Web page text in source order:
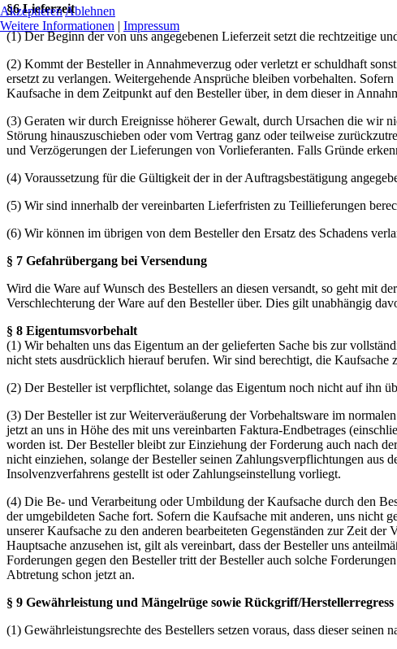
§6 Lieferzeit
(1) Der Beginn der von uns angegebenen Lieferzeit setzt die rechtzeitige
(2) Kommt der Besteller in Annahmeverzug oder verletzt er schuldhaft
ersetzt zu verlangen. Weitergehende Ansprüche bleiben vorbehalten.
Kaufsache in dem Zeitpunkt auf den Besteller über, in dem dieser in
(3) Geraten wir durch Ereignisse höherer Gewalt, durch Ursachen die wir
Störung hinauszuschieben oder vom Vertrag ganz oder teilweise
und Verzögerungen der Lieferungen von Vorlieferanten. Falls Gründe
(4) Voraussetzung für die Gültigkeit der in der Auftragsbestätigung
(5) Wir sind innerhalb der vereinbarten Lieferfristen zu Teillieferungen
(6) Wir können im übrigen von dem Besteller den Ersatz des Schadens
§ 7 Gefahrübergang bei Versendung
Wird die Ware auf Wunsch des Bestellers an diesen versandt, so geht mit
Verschlechterung der Ware auf den Besteller über. Dies gilt unabhängig
§ 8 Eigentumsvorbehalt
(1) Wir behalten uns das Eigentum an der gelieferten Sache bis zur
nicht stets ausdrücklich hierauf berufen. Wir sind berechtigt, die
(2) Der Besteller ist verpflichtet, solange das Eigentum noch nicht auf ihn
(3) Der Besteller ist zur Weiterveräußerung der Vorbehaltsware im
jetzt an uns in Höhe des mit uns vereinbarten Faktura-Endbetrages
worden ist. Der Besteller bleibt zur Einziehung der Forderung auch nach
nicht einziehen, solange der Besteller seinen Zahlungsverpflichtungen
Insolvenzverfahrens gestellt ist oder Zahlungseinstellung vorliegt.
(4) Die Be- und Verarbeitung oder Umbildung der Kaufsache durch den
der umgebildeten Sache fort. Sofern die Kaufsache mit anderen, uns nicht
unserer Kaufsache zu den anderen bearbeiteten Gegenständen zur Zeit
Hauptsache anzusehen ist, gilt als vereinbart, dass der Besteller uns
Forderungen gegen den Besteller tritt der Besteller auch solche
Abtretung schon jetzt an.
§ 9 Gewährleistung und Mängelrüge sowie Rückgriff/Herstellerregress
(1) Gewährleistungsrechte des Bestellers setzen voraus, dass dieser
AkzeptierenAblehnen
Weitere Informationen | Impressum